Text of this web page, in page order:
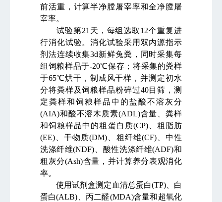
前活重，计算半净膛屠宰率和全净膛屠
宰率。
试验第21天，每组选取 12个重复进
行消化试验。消化试验采用双内源指示
剂法连续收集3d新鲜兔粪，同时采集每
组饲粮样品于-20℃保存；将采集的粪样
于65℃烘干，制成风干样，并测定初水
分将粪样及饲粮样品粉碎过40目筛，测
定粪样和饲粮样品中的盐酸不溶灰分
(AIA)和酸不溶木质素(ADL)含量、粪样
和饲粮样品中的粗蛋白质(CP)、粗脂肪
(EE)、干物质(DM)、粗纤维(CF)、中性
洗涤纤维(NDF)、酸性洗涤纤维(ADF)和
粗灰分(Ash)含量，并计算养分表观消化
率。
使用试剂盒测定血清总蛋白(TP)、白
蛋白(ALB)、丙二醛(MDA)含量和超氧化